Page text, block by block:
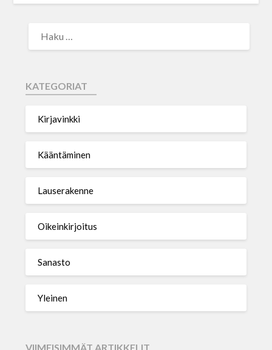
KATEGORIAT
Kirjavinkki
Kääntäminen
Lauserakenne
Oikeinkirjoitus
Sanasto
Yleinen
VIIMEISIMMÄT ARTIKKELIT